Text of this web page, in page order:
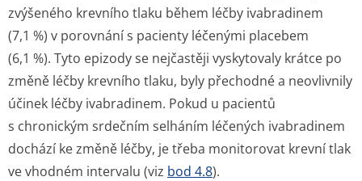
zvýšeného krevního tlaku během léčby ivabradinem
(7,1 %) v porovnání s pacienty léčenými placebem
(6,1 %). Tyto epizody se nejčastěji vyskytovaly krátce po
změně léčby krevního tlaku, byly přechodné a neovlivnily
účinek léčby ivabradinem. Pokud u pacientů
s chronickým srdečním selháním léčených ivabradinem
dochází ke změně léčby, je třeba monitorovat krevní tlak
ve vhodném intervalu (viz bod 4.8).